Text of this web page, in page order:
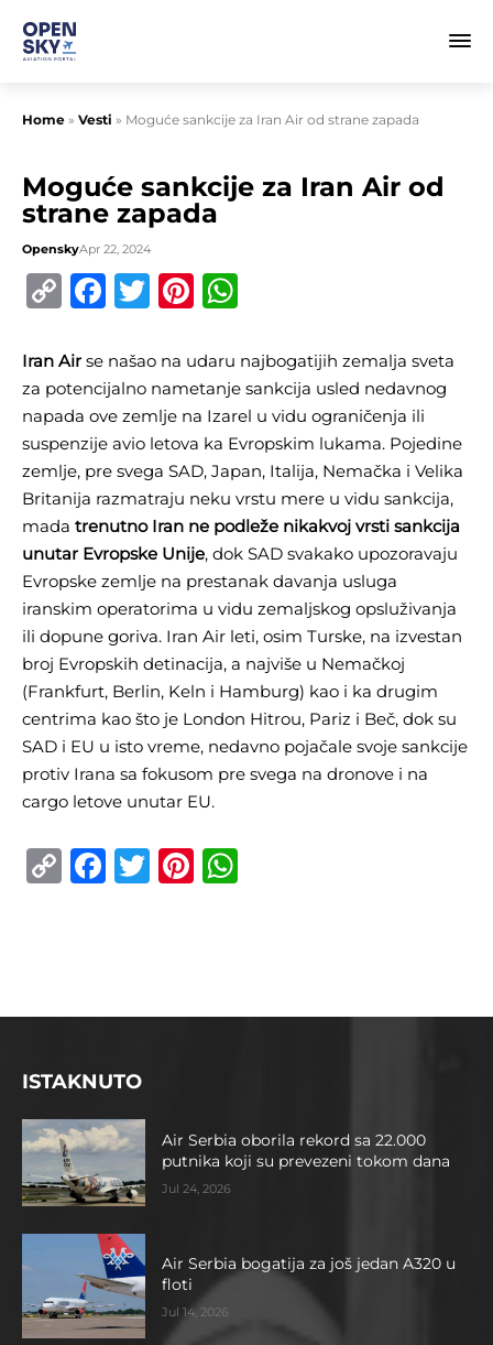
Home » Vesti » Moguće sankcije za Iran Air od strane zapada
Moguće sankcije za Iran Air od
strane zapada
OpenskyApr 22, 2024
CopyFacebook
TwitterPinterest
Iran Air se našao na udaru najbogatijih zemalja sveta
za potencijalno nametanje sankcija usled nedavnog
napada ove zemlje na Izarel u vidu ograničenja ili
suspenzije avio letova ka Evropskim lukama. Pojedine
zemlje, pre svega SAD, Japan, Italija, Nemačka i Velika
Britanija razmatraju neku vrstu mere u vidu sankcija,
mada trenutno Iran ne podleže nikakvoj vrsti sankcija
unutar Evropske Unije, dok SAD svakako upozoravaju
Evropske zemlje na prestanak davanja usluga
iranskim operatorima u vidu zemaljskog opsluživanja
ili dopune goriva. Iran Air leti, osim Turske, na izvestan
broj Evropskih detinacija, a najviše u Nemačkoj
(Frankfurt, Berlin, Keln i Hamburg) kao i ka drugim
centrima kao što je London Hitrou, Pariz i Beč, dok su
SAD i EU u isto vreme, nedavno pojačale svoje sankcije
protiv Irana sa fokusom pre svega na dronove i na
cargo letove unutar EU.
CopyFacebook
TwitterPinterest
ISTAKNUTO
Air Serbia oborila rekord sa 22.000
putnika koji su prevezeni tokom dana
Jul 24, 2026
Air Serbia bogatija za još jedan A320 u
floti
Jul 14, 2026